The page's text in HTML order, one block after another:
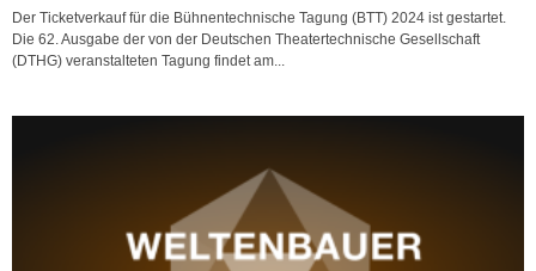
Der Ticketverkauf für die Bühnentechnische Tagung (BTT) 2024 ist gestartet.
Die 62. Ausgabe der von der Deutschen Theatertechnische Gesellschaft
(DTHG) veranstalteten Tagung findet am...